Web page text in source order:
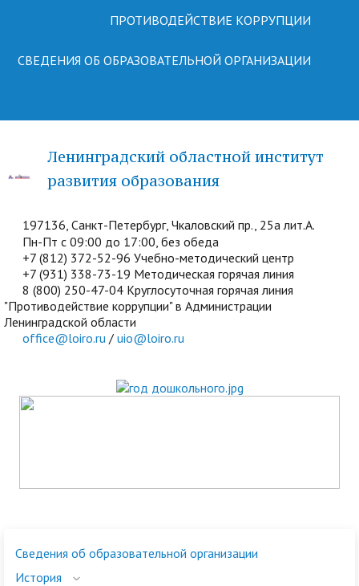
ПРОТИВОДЕЙСТВИЕ КОРРУПЦИИ
СВЕДЕНИЯ ОБ ОБРАЗОВАТЕЛЬНОЙ ОРГАНИЗАЦИИ
Ленинградский областной институт
развития образования
197136, Санкт-Петербург, Чкаловский пр., 25а лит.А.
Пн-Пт с 09:00 до 17:00, без обеда
+7 (812) 372-52-96 Учебно-методический центр
+7 (931) 338-73-19 Методическая горячая линия
8 (800) 250-47-04 Круглосуточная горячая линия
"Противодействие коррупции" в Администрации
Ленинградской области
office@loiro.ru / uio@loiro.ru
Сведения об образовательной организации
История